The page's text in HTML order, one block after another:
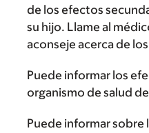
de los efectos
su hijo. Llame al
aconseje acerca de
Puede informar los
organismo de salud
Puede informar sobre